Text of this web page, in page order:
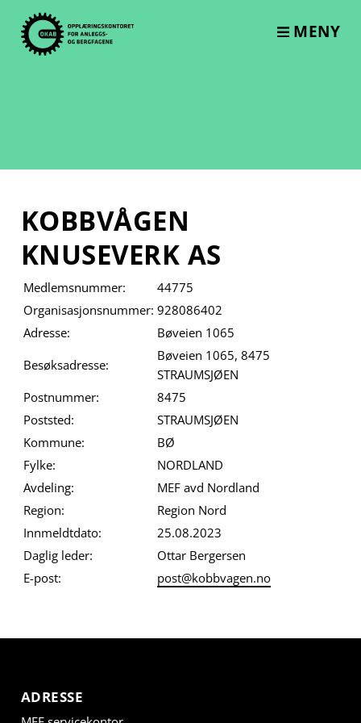
content
MENY
KOBBVÅGEN
KNUSEVERK AS
Medlemsnummer:
44775
Organisasjonsnummer: 928086402
Adresse:
Bøveien 1065
Besøksadresse:
Bøveien 1065, 8475
STRAUMSJØEN
Postnummer:
8475
Poststed:
STRAUMSJØEN
Kommune:
BØ
Fylke:
NORDLAND
Avdeling:
MEF avd Nordland
Region:
Region Nord
Innmeldtdato:
25.08.2023
Daglig leder:
Ottar Bergersen
E-post:
post@kobbvagen.no
ADRESSE